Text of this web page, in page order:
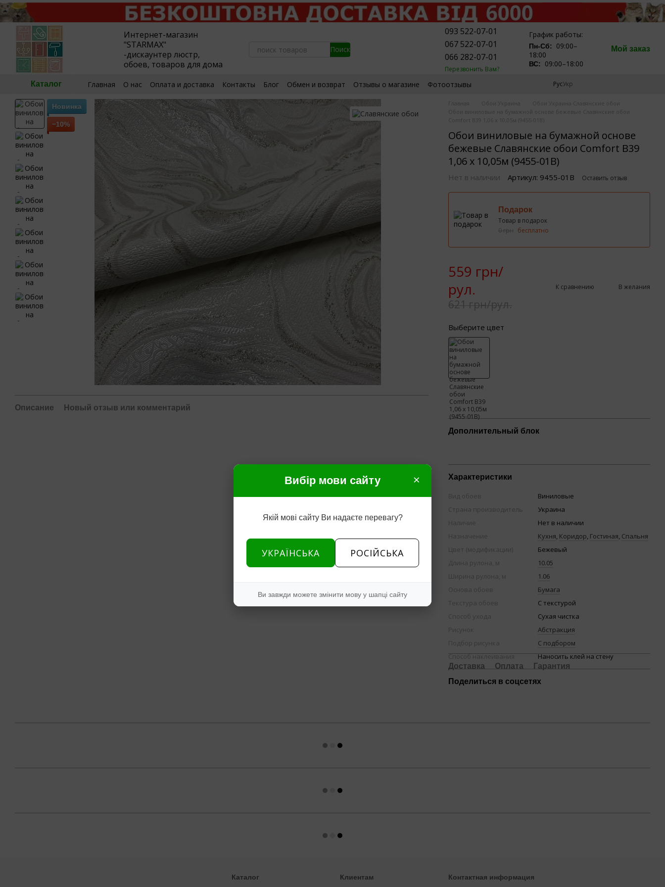
Перейти к основному контенту
Интернет-магазин
"STARMAX"
-дискаунтер люстр,
обоев, товаров для дома
093 522-07-01
067 522-07-01
066 282-07-01
Перезвонить Вам?
График работы:
Пн-Сб:
09:00–
18:00
ВС: 09:00–18:00
Мой заказ
Каталог Главная О нас Оплата и доставка Контакты Блог Обмен и возврат Отзывы о магазине
Фотоотзывы
РусУкр
Новинка
−10%
Описание Новый отзыв или комментарий
Главная Обои Украина
Обои Украина Славянские обои
Обои виниловые на бумажной основе бежевые Славянские обои
Comfort В39 1,06 х 10,05м (9455-01В)
Обои виниловые на бумажной основе
бежевые Славянские обои Comfort В39
1,06 х 10,05м (9455-01В)
Нет в наличии Артикул: 9455-01В Оставить отзыв
Подарок
Товар в подарок
0 грн бесплатно
559 грн/
рул.
621 грн/рул.
К сравнению В желания
Выберите цвет
Дополнительный блок
Характеристики
Вид обоев
Виниловые
Страна производитель
Украина
Наличие
Нет в наличии
Назначение
Кухня, Коридор, Гостиная, Спальня
Цвет (модификации)
Бежевый
Длина рулона, м
10.05
Ширина рулона, м
1.06
Основа обоев
Бумага
Текстура обоев
С текстурой
Способ ухода
Сухая чистка
Рисунок
Абстракция
Подбор рисунка
С подбором
Способ наклеивания
Наносить клей на стену
Доставка Оплата
Гарантия
Поделиться в соцсетях
Каталог Клиентам Контактная информация
Вибір мови сайту ×
Якій мові сайту Ви надаєте перевагу?
УКРАЇНСЬКА РОСІЙСЬКА
Ви завжди можете змінити мову у шапці сайту